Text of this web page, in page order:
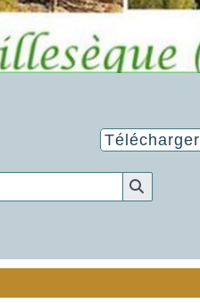
Télécharger